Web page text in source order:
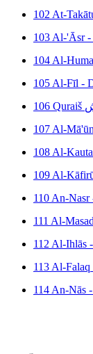
102 At-
103 Al-'Āsr -
104 Al-
105 Al-Fīl -
106 Quraiš
107 Al-
108 Al-
109 Al-
110 An-
111 Al-
112 Al-Ihlās
113 Al-Falaq
114 An-Nās